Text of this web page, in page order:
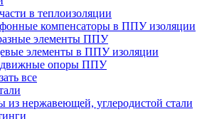
в теплоизоляции
компенсаторы в ППУ изоляции
элементы ППУ
элементы в ППУ изоляции
опоры ППУ
все
из нержавеющей, углеродистой стали